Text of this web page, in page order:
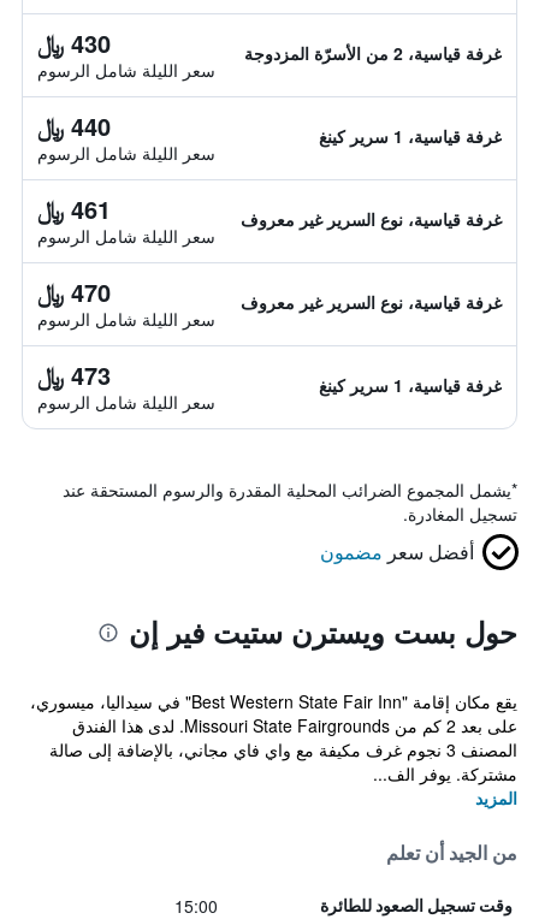
غرفة قياسية، 2 من الأسرّة المزدوجة 430 ﷼
سعر الليلة شامل الرسوم
غرفة قياسية، 1 سرير كينغ 440 ﷼
سعر الليلة شامل الرسوم
غرفة قياسية، نوع السرير غير معروف 461 ﷼
سعر الليلة شامل الرسوم
غرفة قياسية، نوع السرير غير معروف 470 ﷼
سعر الليلة شامل الرسوم
غرفة قياسية، 1 سرير كينغ 473 ﷼
سعر الليلة شامل الرسوم
*يشمل المجموع الضرائب المحلية المقدرة والرسوم المستحقة عند
تسجيل المغادرة.
أفضل سعر مضمون
حول بست ويسترن ستيت فير إن
يقع مكان إقامة "Best Western State Fair Inn" في سيداليا، ميسوري،
على بعد 2 كم من Missouri State Fairgrounds. لدى هذا الفندق
المصنف 3 نجوم غرف مكيفة مع واي فاي مجاني، بالإضافة إلى صالة
مشتركة. يوفر الف...
المزيد
من الجيد أن تعلم
وقت تسجيل الصعود للطائرة 15:00